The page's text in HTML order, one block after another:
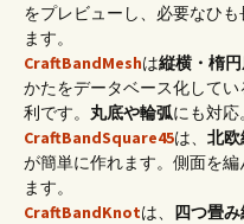
をプレビューし、必要なひ
ます。
CraftBandMeshは縦横・楕
かたをデータベース化して
利です。 丸底や輪弧にも対応。
CraftBandSquare45は、 北
が簡単に作れます。側面を
ます。
CraftBandKnotは、 四つ畳